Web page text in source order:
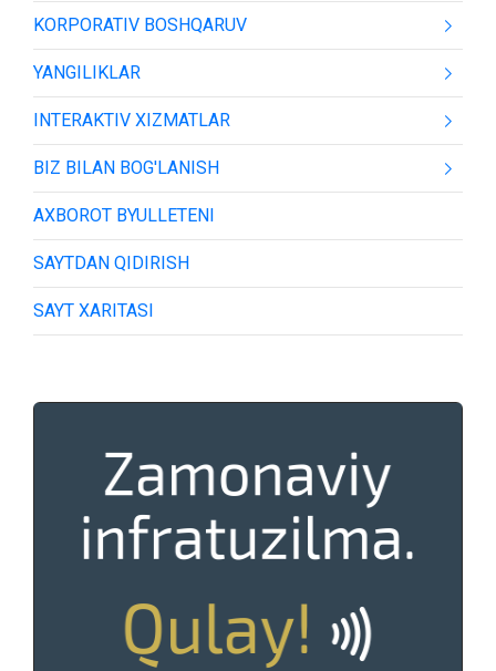
KORPORATIV BOSHQARUV
YANGILIKLAR
INTERAKTIV XIZMATLAR
BIZ BILAN BOG'LANISH
AXBOROT BYULLETENI
SAYTDAN QIDIRISH
SAYT XARITASI